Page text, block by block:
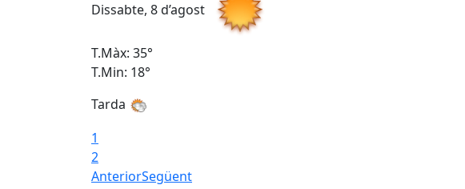
Dissabte, 8 d’agost
T.Màx: 35°
T.Min: 18°
Tarda
1
2
AnteriorSegüent